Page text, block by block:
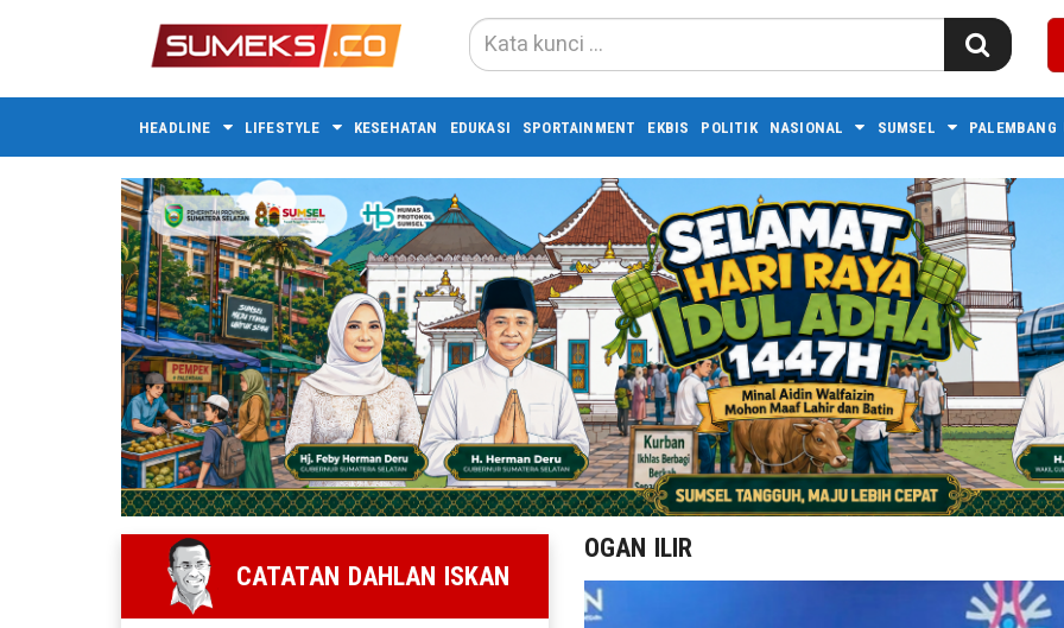
HEADLINE LIFESTYLE KESEHATAN EDUKASI SPORTAINMENT EKBIS POLITIK NASIONAL SUMSEL PALEMBANG
CATATAN DAHLAN ISKAN
OGAN ILIR